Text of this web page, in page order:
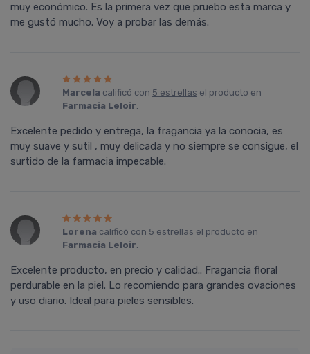
muy económico. Es la primera vez que pruebo esta marca y
me gustó mucho. Voy a probar las demás.
Marcela calificó con 5 estrellas el producto en
Farmacia Leloir.
Excelente pedido y entrega, la fragancia ya la conocia, es
muy suave y sutil , muy delicada y no siempre se consigue, el
surtido de la farmacia impecable.
Lorena calificó con 5 estrellas el producto en
Farmacia Leloir.
Excelente producto, en precio y calidad.. Fragancia floral
perdurable en la piel. Lo recomiendo para grandes ovaciones
y uso diario. Ideal para pieles sensibles.